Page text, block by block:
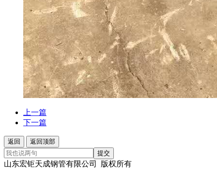
上一篇
下一篇
返回
返回顶部
提交
山东宏钜天成钢管有限公司 版权所有